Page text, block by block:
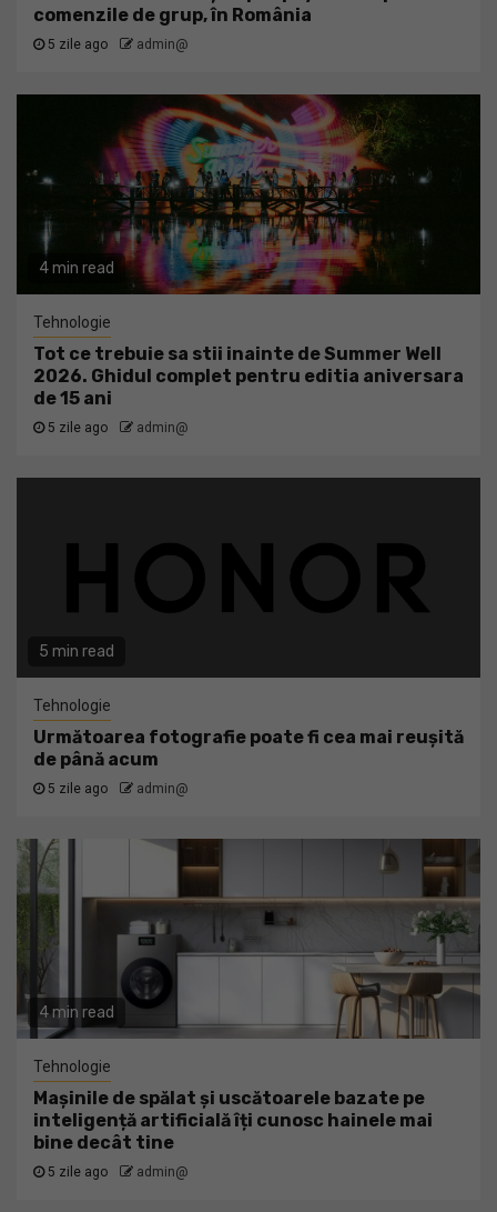
comenzile de grup, în România
5 zile ago admin@
4 min read
Tehnologie
Tot ce trebuie sa stii inainte de Summer Well
2026. Ghidul complet pentru editia aniversara
de 15 ani
5 zile ago admin@
5 min read
Tehnologie
Următoarea fotografie poate fi cea mai reușită
de până acum
5 zile ago admin@
4 min read
Tehnologie
Mașinile de spălat și uscătoarele bazate pe
inteligență artificială îți cunosc hainele mai
bine decât tine
5 zile ago admin@